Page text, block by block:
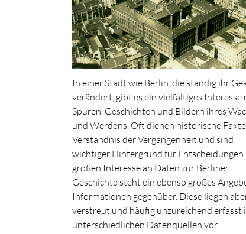
In einer Stadt wie Berlin, die ständig ihr
verändert, gibt es ein vielfältiges Interesse
Spuren, Geschichten und Bildern ihres
und Werdens. Oft dienen historische
Verständnis der Vergangenheit und sind
wichtiger Hintergrund für
großen Interesse an Daten zur Berliner
Geschichte steht ein ebenso großes
Informationen gegenüber. Diese liegen
verstreut und häufig unzureichend erfasst
unterschiedlichen Datenquellen vor.